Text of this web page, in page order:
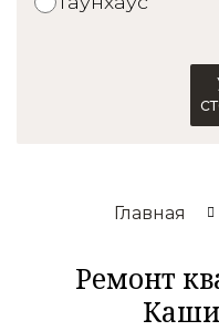
Главная
Ремонт